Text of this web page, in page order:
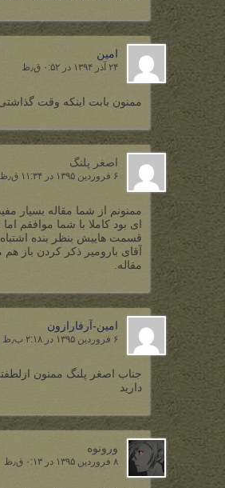
امین
۲۴ آذر ۱۳۹۴ در ۰:۵۲ ق٫ظ
ممنون بابت اینکه وقت
اصغر پلنگ
۶ فروردین ۱۳۹۵ در ۱۱:۳۴ ق٫ظ
ممنونم از شما مقاله بسیار
ای بود کاملا با شما موافقم
قسمت هاییش بنظر بنده اشتباه
آقای بارومیر ذکر کردن باز
مقاله.
امین-آرفارازون
۶ فروردین ۱۳۹۵ در ۲:۱۸ ب٫ظ
جناب اصغر پلنگ ممنون
دارید
ورونوه
۸ فروردین ۱۳۹۵ در ۰:۱۳ ق٫ظ